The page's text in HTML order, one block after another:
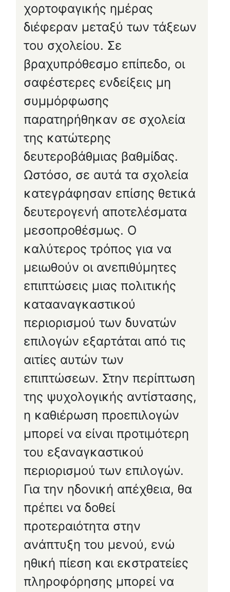
χορτοφαγικής ημέρας
διέφεραν μεταξύ των τάξεων
του σχολείου. Σε
βραχυπρόθεσμο επίπεδο, οι
σαφέστερες ενδείξεις μη
συμμόρφωσης
παρατηρήθηκαν σε σχολεία
της κατώτερης
δευτεροβάθμιας βαθμίδας.
Ωστόσο, σε αυτά τα σχολεία
κατεγράφησαν επίσης θετικά
δευτερογενή αποτελέσματα
μεσοπροθέσμως. Ο
καλύτερος τρόπος για να
μειωθούν οι ανεπιθύμητες
επιπτώσεις μιας πολιτικής
κατααναγκαστικού
περιορισμού των δυνατών
επιλογών εξαρτάται από τις
αιτίες αυτών των
επιπτώσεων. Στην περίπτωση
της ψυχολογικής αντίστασης,
η καθιέρωση προεπιλογών
μπορεί να είναι προτιμότερη
του εξαναγκαστικού
περιορισμού των επιλογών.
Για την ηδονική απέχθεια, θα
πρέπει να δοθεί
προτεραιότητα στην
ανάπτυξη του μενού, ενώ
ηθική πίεση και εκστρατείες
πληροφόρησης μπορεί να